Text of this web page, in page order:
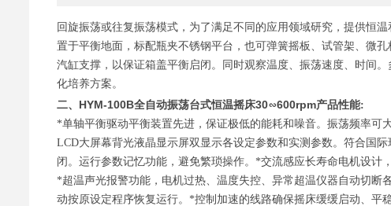
回旋振荡或往复振荡模式，为了满足不同的应用领域研究，提供恒
置于平衡地面，标配瓶夹不锈钢平台，也可弹簧摇板、试管架、微
汽缸支撑，以保证箱盖平衡启闭。同时观察温度、振荡速度、时间
化培养方案。
二、 HYM-100B全自动振荡台式恒温摇床30∽600rpm产品性能:
*单轴平衡驱动平衡装置先进，保证极低的能耗和噪音。振荡频率可
LCD大屏幕背光液晶显示屏双显示各设定参数和实测参数。符合国
闭。运行参数记忆功能，避免繁琐操作。*交流感应长寿命电机设计
*超温声光报警功能，电机过热、温度失控、异常超温仪器自动切
动按原设定程序恢复运行。*控制加速的线路确保摇床缓缓启动、平